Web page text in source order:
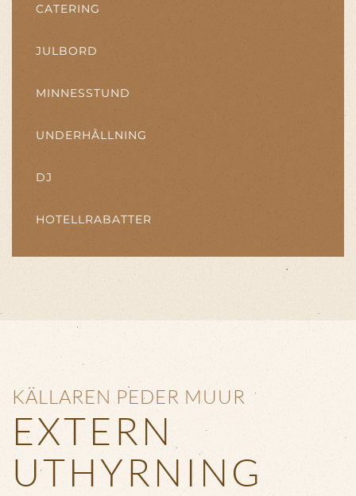
CATERING
JULBORD
MINNESSTUND
UNDERHÅLLNING
DJ
HOTELLRABATTER
KÄLLAREN PEDER MUUR
EXTERN
UTHYRNING